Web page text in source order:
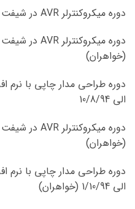
دوره میکروکنترلر AVR در شیفت صبح از 27/4/94 تا 14/7/94
(خواهران)
الی 10/8/94
(خواهران)
الی 1/10/94 (خواهران)